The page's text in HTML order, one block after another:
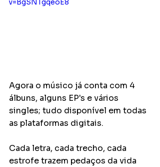
v=BgSNTgqeoE8
Agora o músico já conta com 4
álbuns, alguns EP's e vários
singles; tudo disponível em todas
as plataformas digitais.
Cada letra, cada trecho, cada
estrofe trazem pedaços da vida